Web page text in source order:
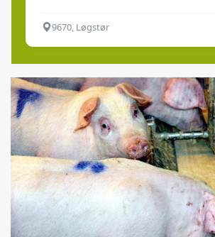
9670, Løgstør